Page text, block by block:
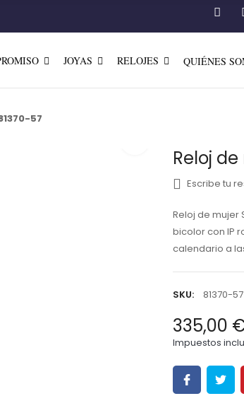
JOYAS RELOJES QUIÉNES
57
Reloj
Escribe tu
Reloj de mujer
bicolor con IP
calendario a
SKU: 81370-57
335,00
Impuestos